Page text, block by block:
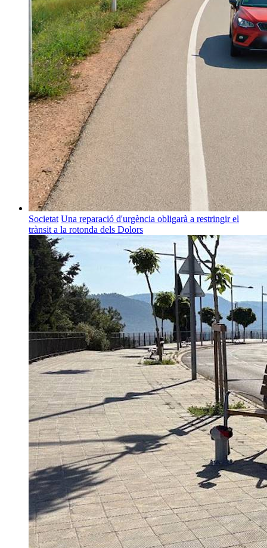
Societat Una reparació d'urgència obligarà a restringir el
trànsit a la rotonda dels Dolors